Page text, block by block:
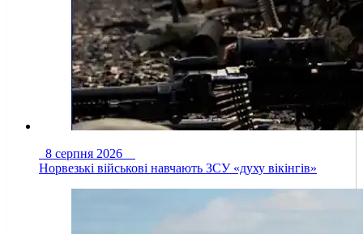
8 серпня 2026
Норвезькі військові навчають ЗСУ «духу вікінгів»